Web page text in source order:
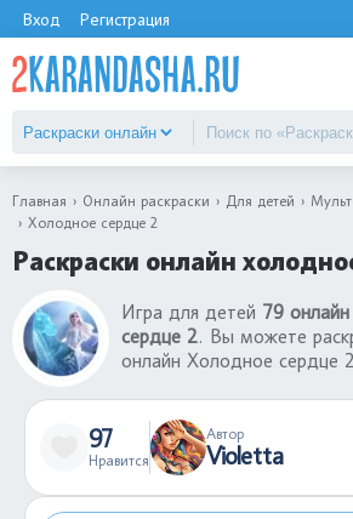
Вход Регистрация
Главная Онлайн раскраски Для детей
Холодное сердце 2
Раскраски онлайн
Игра для детей 79
сердце 2. Вы можете
онлайн Холодное сердце
воспользоваться нашим
раскраски онлайн
отправить ссылку другу и
раскраски-онлайн. В
раскрасок-онлайн для
97
Нравится
Автор
Violetta